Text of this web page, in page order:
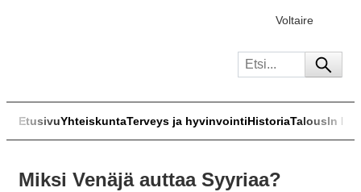
Voltaire
EtusivuYhteiskuntaTerveys ja hyvinvointiHistoriaTalousIn
Miksi Venäjä auttaa Syyriaa?